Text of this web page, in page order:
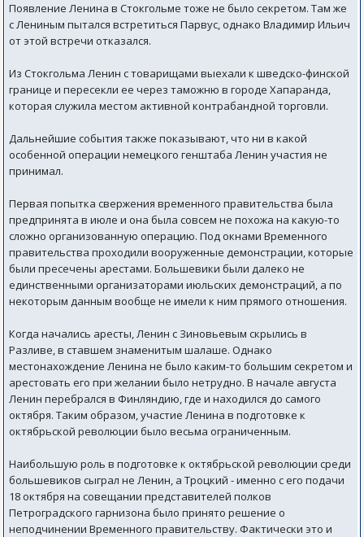
Появление Ленина в Стокгольме тоже не было секретом. Там же
с Лениным пытался встретиться Парвус, однако Владимир Ильич
от этой встречи отказался.
Из Стокгольма Ленин с товарищами выехали к шведско-финской
границе и пересекли ее через таможню в городе Хапаранда,
которая служила местом активной контрабандной торговли.
Дальнейшие события также показывают, что ни в какой
особенной операции немецкого генштаба Ленин участия не
принимал.
Первая попытка свержения временного правительства была
предпринята в июле и она была совсем не похожа на какую-то
сложно организованную операцию. Под окнами Временного
правительства проходили вооруженные демонстрации, которые
были пресечены арестами. Большевики были далеко не
единственными организаторами июльских демонстраций, а по
некоторым данным вообще не имели к ним прямого отношения.
Когда начались аресты, Ленин с Зиновьевым скрылись в
Разливе, в ставшем знаменитым шалаше. Однако
местонахождение Ленина не было каким-то большим секретом и
арестовать его при желании было нетрудно. В начале августа
Ленин перебрался в Финляндию, где и находился до самого
октября. Таким образом, участие Ленина в подготовке к
октябрьской революции было весьма ограниченным.
Наибольшую роль в подготовке к октябрьской революции среди
большевиков сыграл не Ленин, а Троцкий - именно с его подачи
18 октября на совещании представителей полков
Петроградского гарнизона было принято решение о
неподчинении Временного правительству. Фактически это и